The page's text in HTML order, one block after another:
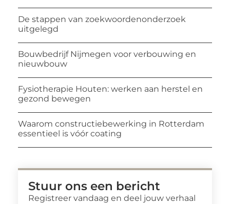
De stappen van zoekwoordenonderzoek
uitgelegd
Bouwbedrijf Nijmegen voor verbouwing en
nieuwbouw
Fysiotherapie Houten: werken aan herstel en
gezond bewegen
Waarom constructiebewerking in Rotterdam
essentieel is vóór coating
Stuur ons een bericht
Registreer vandaag en deel jouw verhaal